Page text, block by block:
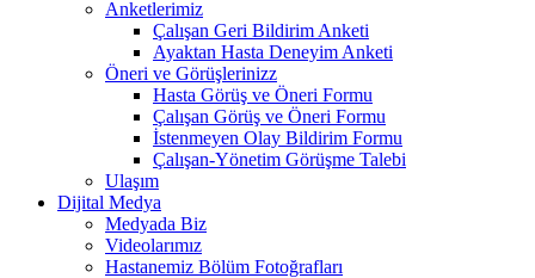
Anketlerimiz
Çalışan Geri Bildirim Anketi
Ayaktan Hasta Deneyim Anketi
Öneri ve Görüşlerinizz
Hasta Görüş ve Öneri Formu
Çalışan Görüş ve Öneri Formu
İstenmeyen Olay Bildirim Formu
Çalışan-Yönetim Görüşme Talebi
Ulaşım
Dijital Medya
Medyada Biz
Videolarımız
Hastanemiz Bölüm Fotoğrafları